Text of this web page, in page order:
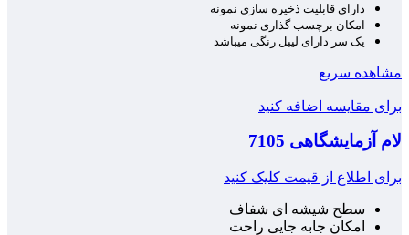
دارای قابلیت ذخیره سازی نمونه
امکان برچسب گذاری نمونه
یک سر دارای لیبل رنگی میباشد
مشاهده سریع
برای مقایسه اضافه کنید
لام آزمایشگاهی 7105
برای اطلاع از قیمت کلیک کنید
سطح شیشه ای شفاف
امکان جابه جایی راحت